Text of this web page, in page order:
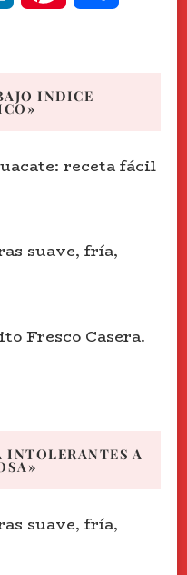
INDICE
receta fácil
suave, fría,
Fresco Casera.
INTOLERANTES A
suave, fría,